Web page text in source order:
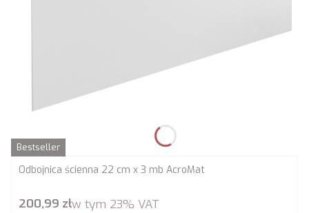
Bestseller
Odbojnica ścienna 22 cm x 3 mb AcroMat
Cena brutto
200,99 złw tym 23% VAT